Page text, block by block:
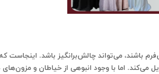
باشند، می‌تواند چالش‌برانگیز باشد.
اما با وجود انبوهی از خیاطان و مزون‌های در